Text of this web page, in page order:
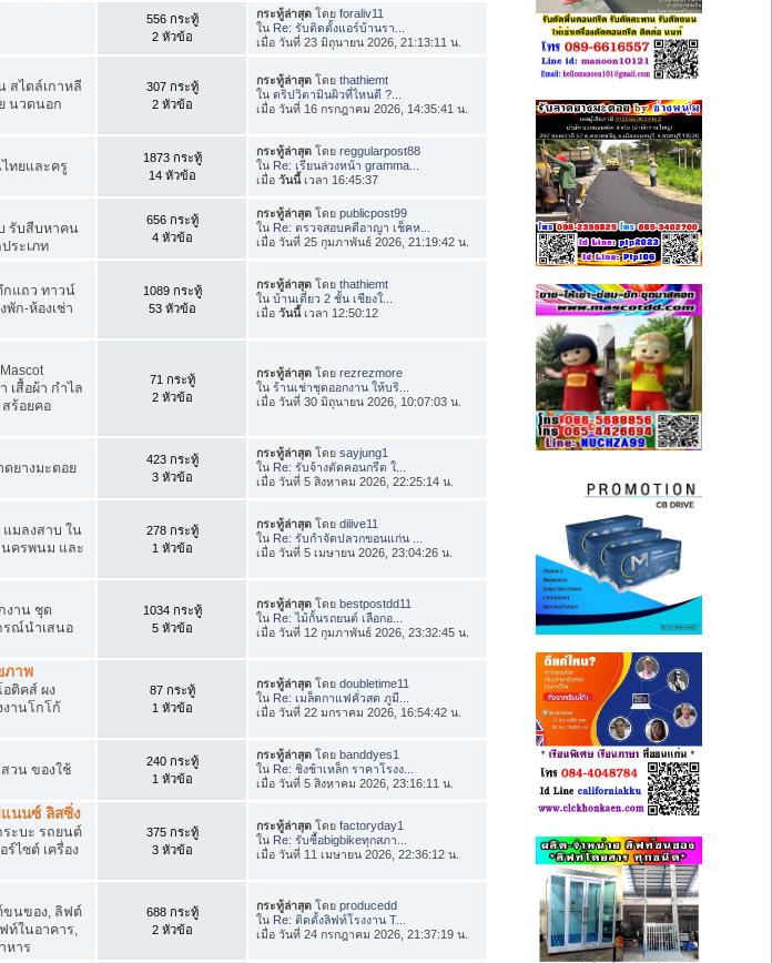
556 กระทู้
2 หัวข้อ
กระทู้ล่าสุด โดยforaliv11
ใน Re: รับติดตั้งแอร์บ้านรา...
เมื่อ วันที่ 23 มิถุนายน 2026, 21:13:11 น.
สไตล์เกาหลี
นวดนอก
307 กระทู้
2 หัวข้อ
กระทู้ล่าสุด โดยthathiemt
ในดริปวิตามินผิวที่ไหนดี ?...
เมื่อ วันที่ 16 กรกฎาคม 2026, 14:35:41 น.
ทยและครู
1873 กระทู้
14 หัวข้อ
กระทู้ล่าสุด โดยreggularpost88
ใน Re: เรียนล่วงหน้า gramma...
เมื่อวันนี้เวลา 16:45:37
รับสืบหาคน
ระเภท
656 กระทู้
4 หัวข้อ
กระทู้ล่าสุด โดยpublicpost99
ใน Re: ตรวจสอบคดีอาญา เช็คห...
เมื่อ วันที่ 25 กุมภาพันธ์ 2026, 21:19:42 น.
กแถว ทาวน์
ก-ห้องเช่า
1089 กระทู้
53 หัวข้อ
กระทู้ล่าสุด โดยthathiemt
ในบ้านเดี่ยว 2 ชั้น เชียงใ...
เมื่อวันนี้เวลา 12:50:12
เสื้อผ้า กำไล
ร้อยคอ
71 กระทู้
2 หัวข้อ
กระทู้ล่าสุด โดยrezrezmore
ในร้านเช่าชุดออกงาน ให้บริ...
เมื่อ วันที่ 30 มิถุนายน 2026, 10:07:03 น.
ยางมะตอย
423 กระทู้
3 หัวข้อ
กระทู้ล่าสุด โดยsayjung1
ใน Re: รับจ้างตัดคอนกรีต ใ...
เมื่อ วันที่ 5 สิงหาคม 2026, 22:25:14 น.
แมลงสาบ ใน
นครพนม และ
278 กระทู้
1 หัวข้อ
กระทู้ล่าสุด โดยdilive11
ใน Re: รับกำจัดปลวกขอนแก่น ...
เมื่อ วันที่ 5 เมษายน 2026, 23:04:26 น.
งาน ชุด
รณ์นำเสนอ
1034 กระทู้
5 หัวข้อ
กระทู้ล่าสุด โดยbestpostdd11
ใน Re: ไม้กั้นรถยนต์ เลือกอ...
เมื่อ วันที่ 12 กุมภาพันธ์ 2026, 23:32:45 น.
ภาพ
ติคส์ ผง
งานโกโก้
87 กระทู้
1 หัวข้อ
กระทู้ล่าสุด โดยdoubletime11
ใน Re: เมล็ดกาแฟคั่วสด ภูมี...
เมื่อ วันที่ 22 มกราคม 2026, 16:54:42 น.
สวน ของใช้
240 กระทู้
1 หัวข้อ
กระทู้ล่าสุด โดยbanddyes1
ใน Re: ชิงช้าเหล็ก ราคาโรงง...
เมื่อ วันที่ 5 สิงหาคม 2026, 23:16:11 น.
นนซ์ ลิสซิ่ง
ะบะ รถยนต์
ร์ไซต์ เครื่อง
375 กระทู้
3 หัวข้อ
กระทู้ล่าสุด โดยfactoryday1
ใน Re: รับซื้อbigbikeทุกสภา...
เมื่อ วันที่ 11 เมษายน 2026, 22:36:12 น.
ขนของ, ลิฟต์
ท์ในอาคาร,
หาร
688 กระทู้
2 หัวข้อ
กระทู้ล่าสุด โดยproducedd
ใน Re: ติดตั้งลิฟท์โรงงาน T...
เมื่อ วันที่ 24 กรกฎาคม 2026, 21:37:19 น.